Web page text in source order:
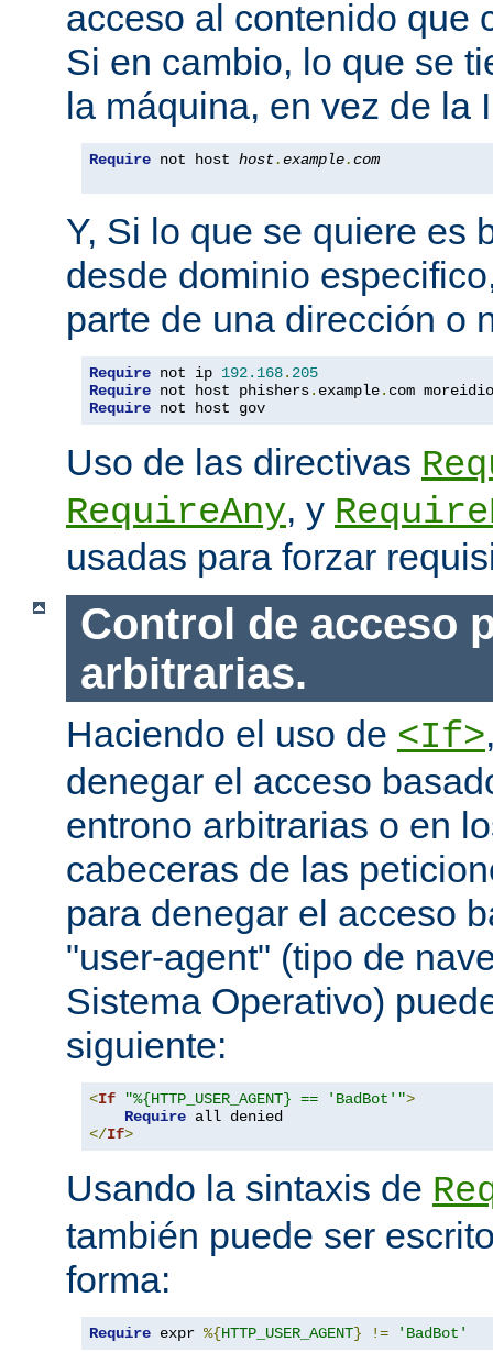
acceso al contenido que
Si en cambio, lo que se
la máquina, en vez de la
Require not host host.example.com
Y, Si lo que se quiere es
desde dominio
parte de una dirección o
Require not ip 192.168. 205
Require not host phishers. example. com
Require not host gov
Uso de las directivas
RequireAny, y
usadas para forzar
Control de acceso
arbitrarias.
Haciendo el uso de <If>
denegar el acceso
entrono arbitrarias o en
cabeceras de las
para denegar el acceso
"user-agent" (tipo de
Sistema Operativo)
siguiente:
<If "%{HTTP_USER_AGENT} == 'BadBot'">
Require
</If>
Usando la sintaxis de
también puede ser
forma:
Require expr %{HTTP_USER_AGENT} != 'BadBot'